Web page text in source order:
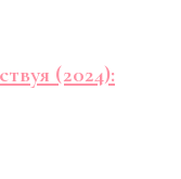
(2024):